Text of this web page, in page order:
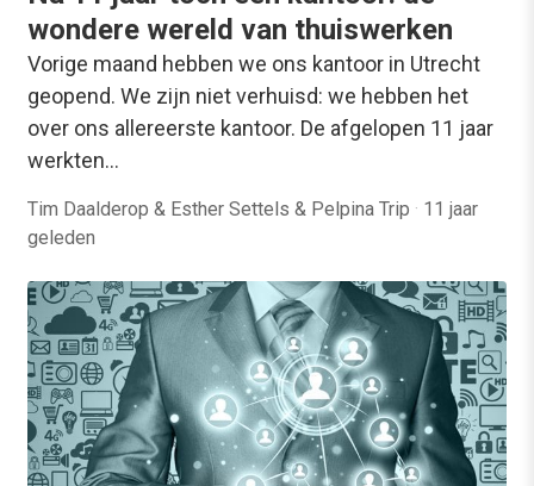
wondere wereld van thuiswerken
Vorige maand hebben we ons kantoor in Utrecht
geopend. We zijn niet verhuisd: we hebben het
over ons allereerste kantoor. De afgelopen 11 jaar
werkten…
Tim Daalderop & Esther Settels & Pelpina Trip · 11 jaar
geleden